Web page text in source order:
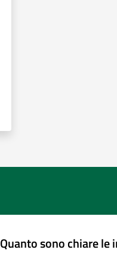
Quanto sono chiare